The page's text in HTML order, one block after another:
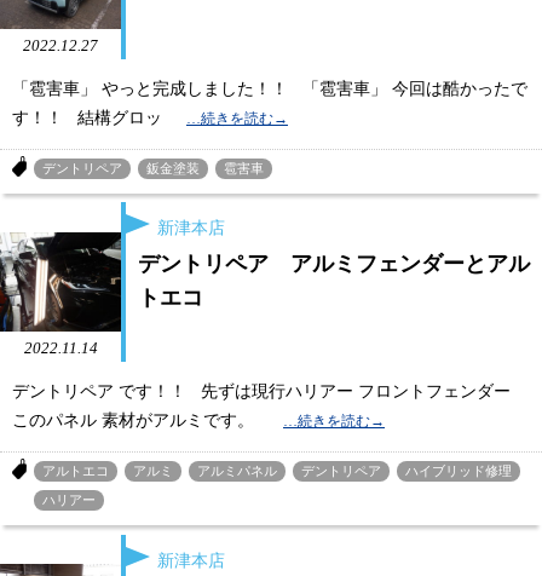
2022.12.27
「雹害車」 やっと完成しました！！ 「雹害車」 今回は酷かったで
す！！ 結構グロッ
デントリペア 鈑金塗装 雹害車
2022.11.14
新津本店
デントリペア アルミフェンダーとアル
トエコ
デントリペア です！！ 先ずは現行ハリアー フロントフェンダー
このパネル 素材がアルミです。
アルトエコ アルミ アルミパネル デントリペア
ハイブリッド修理
ハリアー
新津本店